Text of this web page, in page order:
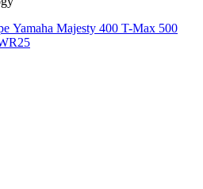
Yamaha Majesty 400 T-Max 500